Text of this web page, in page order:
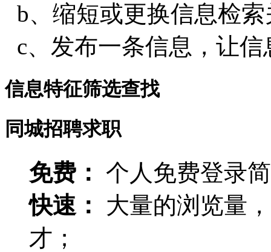
b、缩短或更换信息检
c、发布一条信息，让
信息特征筛选查找
同城招聘求职
免费： 个人免费登录
快速：
大量的浏览量
才；